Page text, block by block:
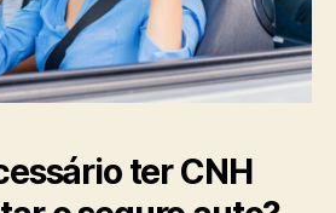
ter CNH